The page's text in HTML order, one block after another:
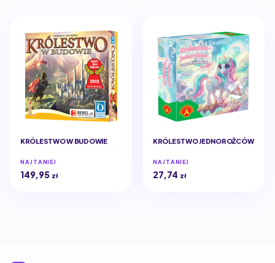
KRÓLESTWO W BUDOWIE
NAJTANIEJ
149,95 zł
KRÓLESTWO JEDNOROŻCÓW
NAJTANIEJ
27,74 zł